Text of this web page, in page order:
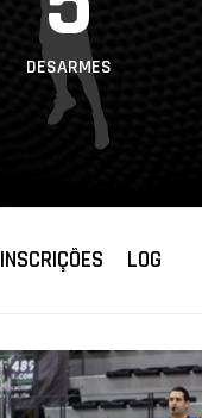
DESARMES
INSCRIÇÕES LOG